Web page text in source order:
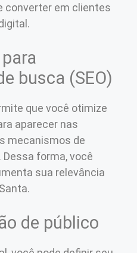
converter em clientes
busca (SEO)
que você otimize
aparecer nas
mecanismos de
Dessa forma, você
sua relevância
de público